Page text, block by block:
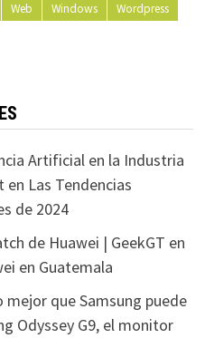
Web Windows
Wordpress
Artificial en la Industria
en Las Tendencias
de 2024
de Huawei | GeekGT en
en Guatemala
que Samsung puede
Odyssey G9, el monitor